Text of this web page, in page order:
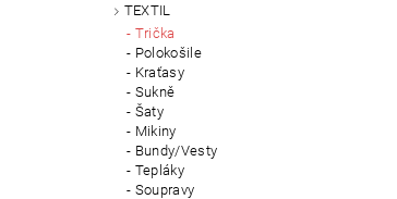
TEXTIL
Trička
Polokošile
Kraťasy
Sukně
Šaty
Mikiny
Bundy/Vesty
Tepláky
Soupravy